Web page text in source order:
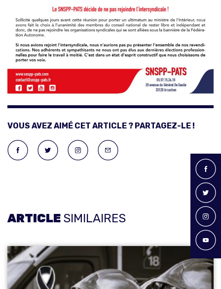
VOUS AVEZ AIMÉ CET ARTICLE ? PARTAGEZ-LE !
ARTICLE SIMILAIRES